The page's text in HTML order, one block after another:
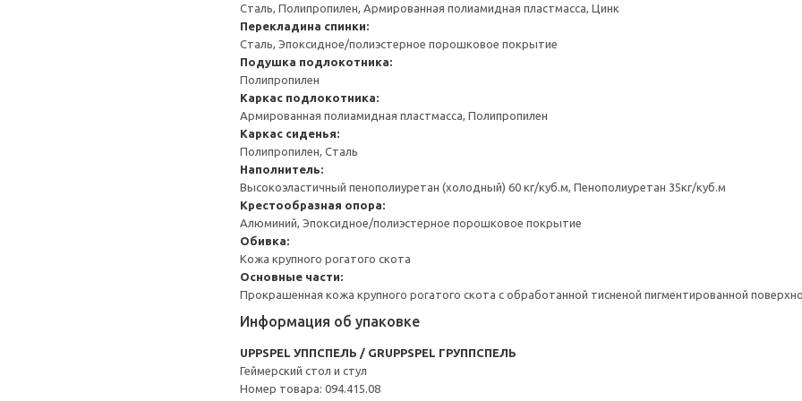
Сталь, Полипропилен, Армированная полиамидная пластмасса, Цинк
Перекладина спинки:
Сталь, Эпоксидное/полиэстерное порошковое покрытие
Подушка подлокотника:
Полипропилен
Каркас подлокотника:
Армированная полиамидная пластмасса, Полипропилен
Каркас сиденья:
Полипропилен, Сталь
Наполнитель:
Высокоэластичный пенополиуретан (холодный) 60 кг/куб.м, Пенополиуретан 35кг/куб.м
Крестообразная опора:
Алюминий, Эпоксидное/полиэстерное порошковое покрытие
Обивка:
Кожа крупного рогатого скота
Основные части:
Прокрашенная кожа крупного рогатого скота с обработанной тисненой пигментированной
Информация об упаковке
UPPSPEL УППСПЕЛЬ / GRUPPSPEL ГРУППСПЕЛЬ
Геймерский стол и стул
Номер товара: 094.415.08